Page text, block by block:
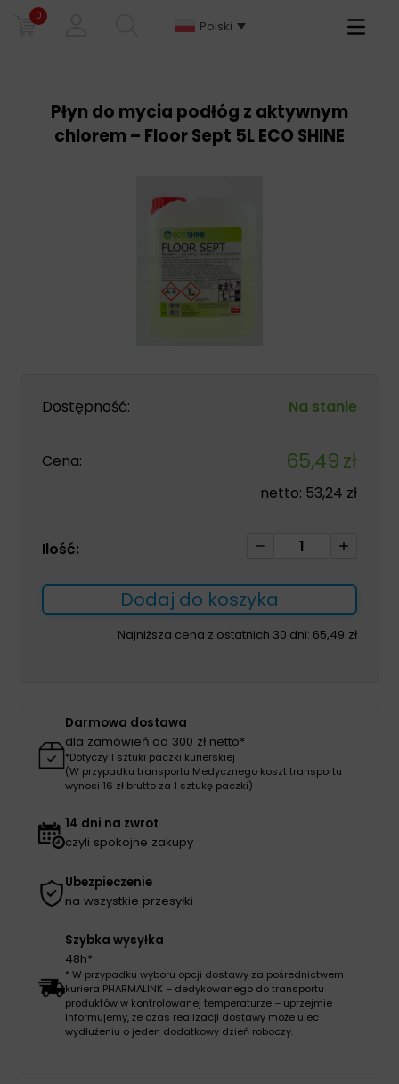
0
Polski
Primary
Płyn do mycia podłóg z aktywnym
chlorem – Floor Sept 5L ECO SHINE
Dostępność: Na stanie
Cena: 65,49zł
netto: 53,24 zł
Ilość:
ilość
do
mycia
podłóg
5L
Dodaj do koszyka
Najniższa cena z ostatnich 30 dni: 65,49 zł
Darmowa dostawa
dla zamówień od 300 zł netto*
*Dotyczy 1 sztuki paczki kurierskiej
(W przypadku transportu Medycznego koszt transportu
wynosi 16 zł brutto za 1 sztukę paczki)
14 dni na zwrot
czyli spokojne zakupy
Ubezpieczenie
na wszystkie przesyłki
Szybka wysyłka
48h*
* W przypadku wyboru opcji dostawy za pośrednictwem
kuriera PHARMALINK – dedykowanego do transportu
produktów w kontrolowanej temperaturze – uprzejmie
informujemy, że czas realizacji dostawy może ulec
wydłużeniu o jeden dodatkowy dzień roboczy.